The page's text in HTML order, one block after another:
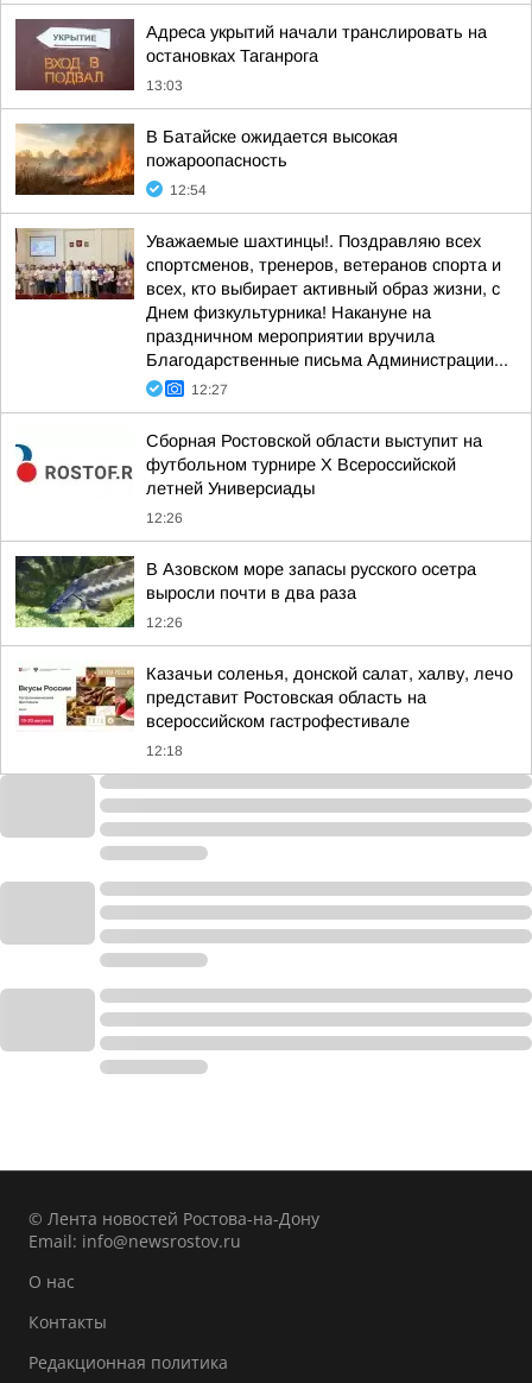
Адреса укрытий начали транслировать на
остановках Таганрога
13:03
В Батайске ожидается высокая
пожароопасность
12:54
Уважаемые шахтинцы!. Поздравляю всех
спортсменов, тренеров, ветеранов спорта и
всех, кто выбирает активный образ жизни, с
Днем физкультурника! Накануне на
праздничном мероприятии вручила
Благодарственные письма Администрации...
12:27
Сборная Ростовской области выступит на
футбольном турнире X Всероссийской
летней Универсиады
12:26
В Азовском море запасы русского осетра
выросли почти в два раза
12:26
Казачьи соленья, донской салат, халву, лечо
представит Ростовская область на
всероссийском гастрофестивале
12:18
© Лента новостей Ростова-на-Дону
Email: info@newsrostov.ru
О нас
Контакты
Редакционная политика